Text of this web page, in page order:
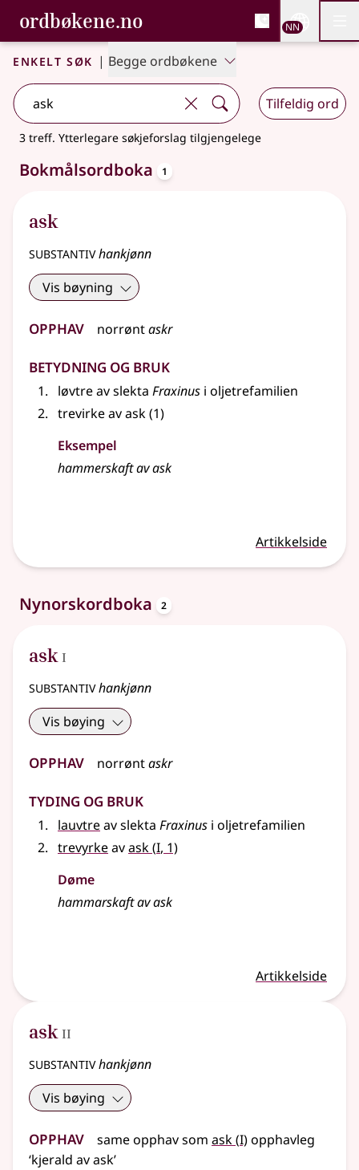
Gå til hovudinnhald
Tilgjenge
ordbøkene.no, Bokmålsordboka og
Bokmålsordboka og Nynorskordboka
NN
Enkelt søk | Begge ordbøkene
Tilfeldig ord
3 treff. Ytterlegare søkjeforslag tilgjengelege
Bokmålsordboka 1
ask
substantivhankjønn
Vis bøyning
Opphav norrøntaskr
Betydning og bruk
løvtre av slekta Fraxinus i oljetrefamilien
trevirke av ask (1)
Eksempel
hammerskaft avask
Artikkelside
Nynorskordboka 2
ask 1
I
substantivhankjønn
Vis bøying
Opphav norrøntaskr
Tyding og bruk
lauvtreav slekta Fraxinus i oljetrefamilien
trevyrkeavask(1
I, 1)
Døme
hammarskaft av ask
Artikkelside
ask 2
II
substantivhankjønn
Vis bøying
Opphav same opphav som ask(1
I)opphavleg
‘kjerald av ask’